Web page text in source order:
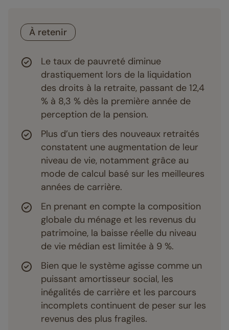
À retenir
Le taux de pauvreté diminue
drastiquement lors de la liquidation
des droits à la retraite, passant de 12,4
% à 8,3 % dès la première année de
perception de la pension.
Plus d’un tiers des nouveaux retraités
constatent une augmentation de leur
niveau de vie, notamment grâce au
mode de calcul basé sur les meilleures
années de carrière.
En prenant en compte la composition
globale du ménage et les revenus du
patrimoine, la baisse réelle du niveau
de vie médian est limitée à 9 %.
Bien que le système agisse comme un
puissant amortisseur social, les
inégalités de carrière et les parcours
incomplets continuent de peser sur les
revenus des plus fragiles.